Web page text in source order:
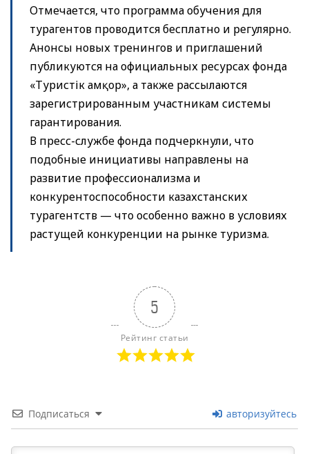
Отмечается, что программа обучения для
турагентов проводится бесплатно и регулярно.
Анонсы новых тренингов и приглашений
публикуются на официальных ресурсах фонда
«Туристік Қамқор», а также рассылаются
зарегистрированным участникам системы
гарантирования.
В пресс-службе фонда подчеркнули, что
подобные инициативы направлены на
развитие профессионализма и
конкурентоспособности казахстанских
турагентств — что особенно важно в условиях
растущей конкуренции на рынке туризма.
5
Рейтинг статьи
Подписаться авторизуйтесь